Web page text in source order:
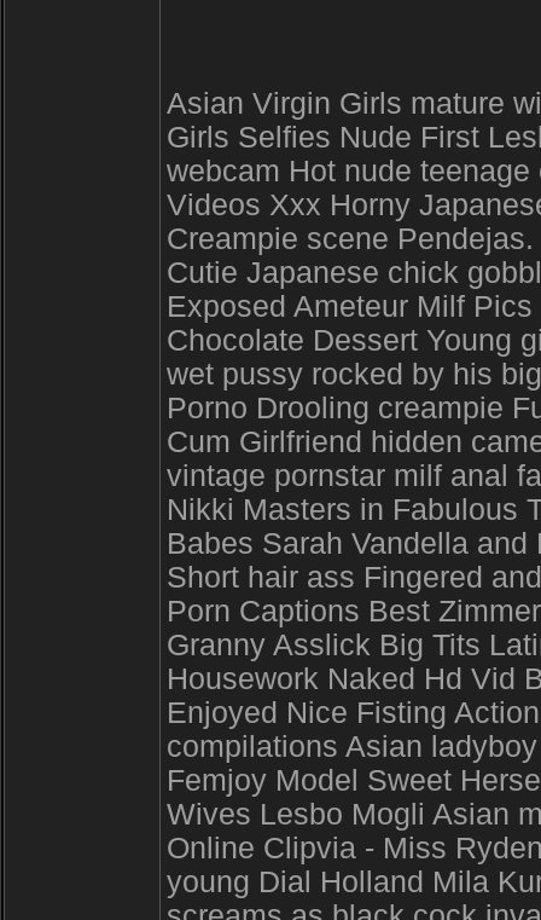
Asian Virgin Girls mature
Girls Selfies Nude First
webcam Hot nude
Videos Xxx Horny
Creampie scene
Cutie Japanese chick
Exposed Ameteur Milf
Chocolate Dessert Young
wet pussy rocked by his
Porno Drooling creampie
Cum Girlfriend hidden
vintage pornstar milf anal
Nikki Masters in Fabulous
Babes Sarah Vandella
Short hair ass Fingered
Porn Captions Best
Granny Asslick Big Tits
Housework Naked Hd Vid
Enjoyed Nice Fisting
compilations Asian
Femjoy Model Sweet
Wives Lesbo Mogli Asian
Online Clipvia - Miss
young Dial Holland Mila